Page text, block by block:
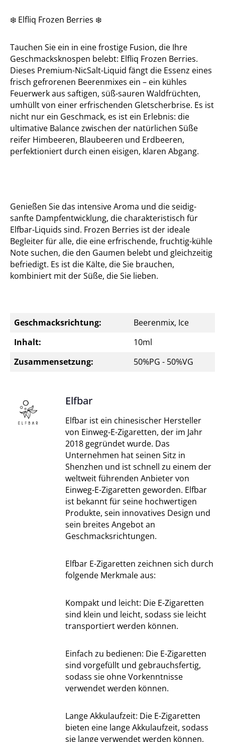
❄ ️ Elfliq Frozen Berries ❄
Tauchen Sie ein in eine frostige Fusion, die Ihre
Geschmacksknospen belebt: Elfliq Frozen Berries.
Dieses Premium-NicSalt-Liquid fängt die Essenz eines
frisch gefrorenen Beerenmixes ein – ein kühles
Feuerwerk aus saftigen, süß-sauren Waldfrüchten,
umhüllt von einer erfrischenden Gletscherbrise. Es ist
nicht nur ein Geschmack, es ist ein Erlebnis: die
ultimative Balance zwischen der natürlichen Süße
reifer Himbeeren, Blaubeeren und Erdbeeren,
perfektioniert durch einen eisigen, klaren Abgang.
Genießen Sie das intensive Aroma und die seidig-
sanfte Dampfentwicklung, die charakteristisch für
Elfbar-Liquids sind. Frozen Berries ist der ideale
Begleiter für alle, die eine erfrischende, fruchtig-kühle
Note suchen, die den Gaumen belebt und gleichzeitig
befriedigt. Es ist die Kälte, die Sie brauchen,
kombiniert mit der Süße, die Sie lieben.
Geschmacksrichtung:
Beerenmix, Ice
Inhalt:
10ml
Zusammensetzung:
50%PG - 50%VG
Elfbar
Elfbar ist ein chinesischer Hersteller
von Einweg-E-Zigaretten, der im Jahr
2018 gegründet wurde. Das
Unternehmen hat seinen Sitz in
Shenzhen und ist schnell zu einem der
weltweit führenden Anbieter von
Einweg-E-Zigaretten geworden. Elfbar
ist bekannt für seine hochwertigen
Produkte, sein innovatives Design und
sein breites Angebot an
Geschmacksrichtungen.
Elfbar E-Zigaretten zeichnen sich durch
folgende Merkmale aus:
Kompakt und leicht: Die E-Zigaretten
sind klein und leicht, sodass sie leicht
transportiert werden können.
Einfach zu bedienen: Die E-Zigaretten
sind vorgefüllt und gebrauchsfertig,
sodass sie ohne Vorkenntnisse
verwendet werden können.
Lange Akkulaufzeit: Die E-Zigaretten
bieten eine lange Akkulaufzeit, sodass
sie lange verwendet werden können,